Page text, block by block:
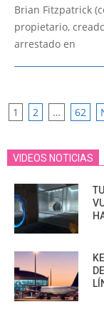
Brian Fitzpatrick
propietario,
arrestado en
POSTS
1 2 … 62
VIDEOS NOTICIAS